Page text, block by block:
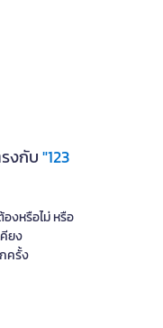
งกับ"123
งหรือไม่ หรือ
ยง
ครั้ง